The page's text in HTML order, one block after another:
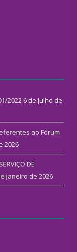
2022 6 de julho de
ao Fórum
2026
DE
janeiro de 2026